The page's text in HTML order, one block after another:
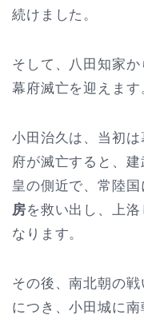
続けました。
そして、八田知家
幕府滅亡を迎えます
小田治久は、当初
府が滅亡すると、
皇の側近で、常陸
房を救い出し、上
なります。
その後、南北朝の
につき、小田城に南